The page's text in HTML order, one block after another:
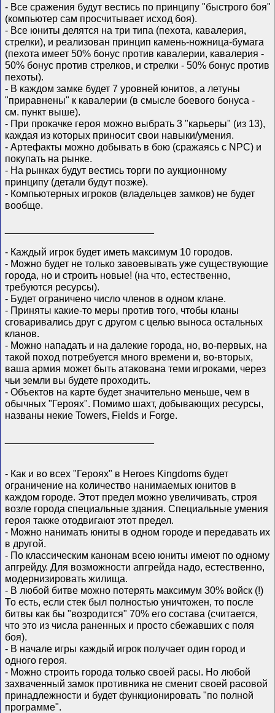
- Все сражения будут вестись по принципу "быстрого боя"
(компьютер сам просчитывает исход боя).
- Все юниты делятся на три типа (пехота, кавалерия,
стрелки), и реализован принцип камень-ножница-бумага
(пехота имеет 50% бонус против кавалерии, кавалерия -
50% бонус против стрелков, и стрелки - 50% бонус против
пехоты).
- В каждом замке будет 7 уровней юнитов, а летуны
"приравнены" к кавалерии (в смысле боевого бонуса -
см. пункт выше).
- При прокачке героя можно выбрать 3 "карьеры" (из 13),
каждая из которых приносит свои навыки/умения.
- Артефакты можно добывать в бою (сражаясь с NPC) и
покупать на рынке.
- На рынках будут вестись торги по аукционному
принципу (детали будут позже).
- Компьютерных игроков (владельцев замков) не будет
вообще.
- Каждый игрок будет иметь максимум 10 городов.
- Можно будет не только завоевывать уже существующие
города, но и строить новые! (на что, естественно,
требуются ресурсы).
- Будет ограничено число членов в одном клане.
- Приняты какие-то меры против того, чтобы кланы
сговаривались друг с другом с целью выноса остальных
кланов.
- Можно нападать и на далекие города, но, во-первых, на
такой поход потребуется много времени и, во-вторых,
ваша армия может быть атакована теми игроками, через
чьи земли вы будете проходить.
- Объектов на карте будет значительно меньше, чем в
обычных "Героях". Помимо шахт, добывающих ресурсы,
названы некие Towers, Fields и Forge.
- Как и во всех "Героях" в Heroes Kingdoms будет
ограничение на количество нанимаемых юнитов в
каждом городе. Этот предел можно увеличивать, строя
возле города специальные здания. Специальные умения
героя также отодвигают этот предел.
- Можно нанимать юниты в одном городе и передавать их
в другой.
- По классическим канонам всею юниты имеют по одному
апгрейду. Для возможности апгрейда надо, естественно,
модернизировать жилища.
- В любой битве можно потерять максимум 30% войск (!)
То есть, если стек был полностью уничтожен, то после
битвы как бы "возродится" 70% его состава (считается,
что это из числа раненных и просто сбежавших с поля
боя).
- В начале игры каждый игрок получает один город и
одного героя.
- Можно строить города только своей расы. Но любой
захваченный замок противника не сменит своей расовой
принадлежности и будет функционировать "по полной
программе".